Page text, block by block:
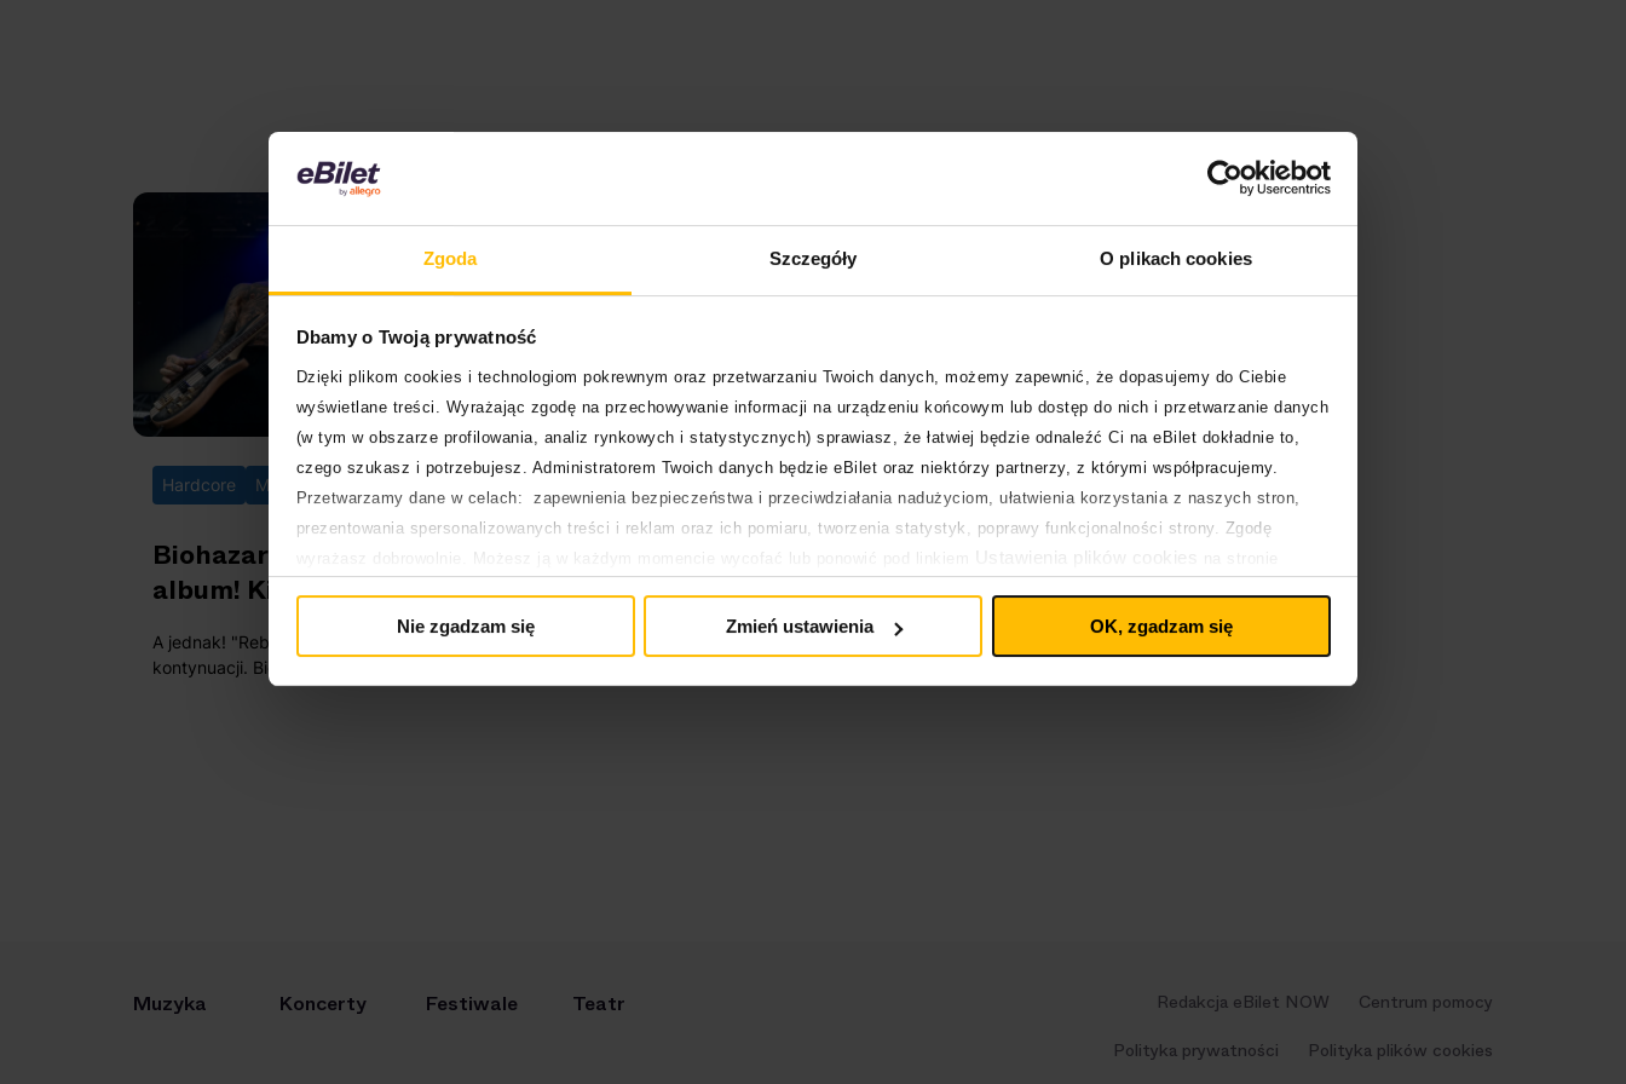
Zgoda Szczegóły O plikach cookies
Dbamy o Twoją prywatność
Dzięki plikom cookies i technologiom pokrewnym oraz przetwarzaniu Twoich danych, możemy zapewnić, że dopasujemy do Ciebie
wyświetlane treści. Wyrażając zgodę na przechowywanie informacji na urządzeniu końcowym lub dostęp do nich i przetwarzanie danych
(w tym w obszarze profilowania, analiz rynkowych i statystycznych) sprawiasz, że łatwiej będzie odnaleźć Ci na eBilet dokładnie to,
czego szukasz i potrzebujesz. Administratorem Twoich danych będzie eBilet oraz niektórzy partnerzy, z którymi współpracujemy.
Przetwarzamy dane w celach: zapewnienia bezpieczeństwa i przeciwdziałania nadużyciom, ułatwienia korzystania z naszych stron,
prezentowania spersonalizowanych treści i reklam oraz ich pomiaru, tworzenia statystyk, poprawy funkcjonalności strony. Zgodę
Ustawienia plików cookies
Polityka prywatności
Nie zgadzam się Zmień ustawienia OK, zgadzam się
Hardcore Muzyka 20.12.2024
Biohazard nagrywa nowy
album! Kiedy premiera?
A jednak! "Reborn in Defiance" doczeka się
kontynuacji. Biohazard wkracza do studia
nagraniowego. Czy usłyszymy nowy materiał
Muzyka Koncerty Festiwale Teatr Redakcja eBilet NOW
Centrum pomocy
Polityka prywatności
Polityka plików cookies